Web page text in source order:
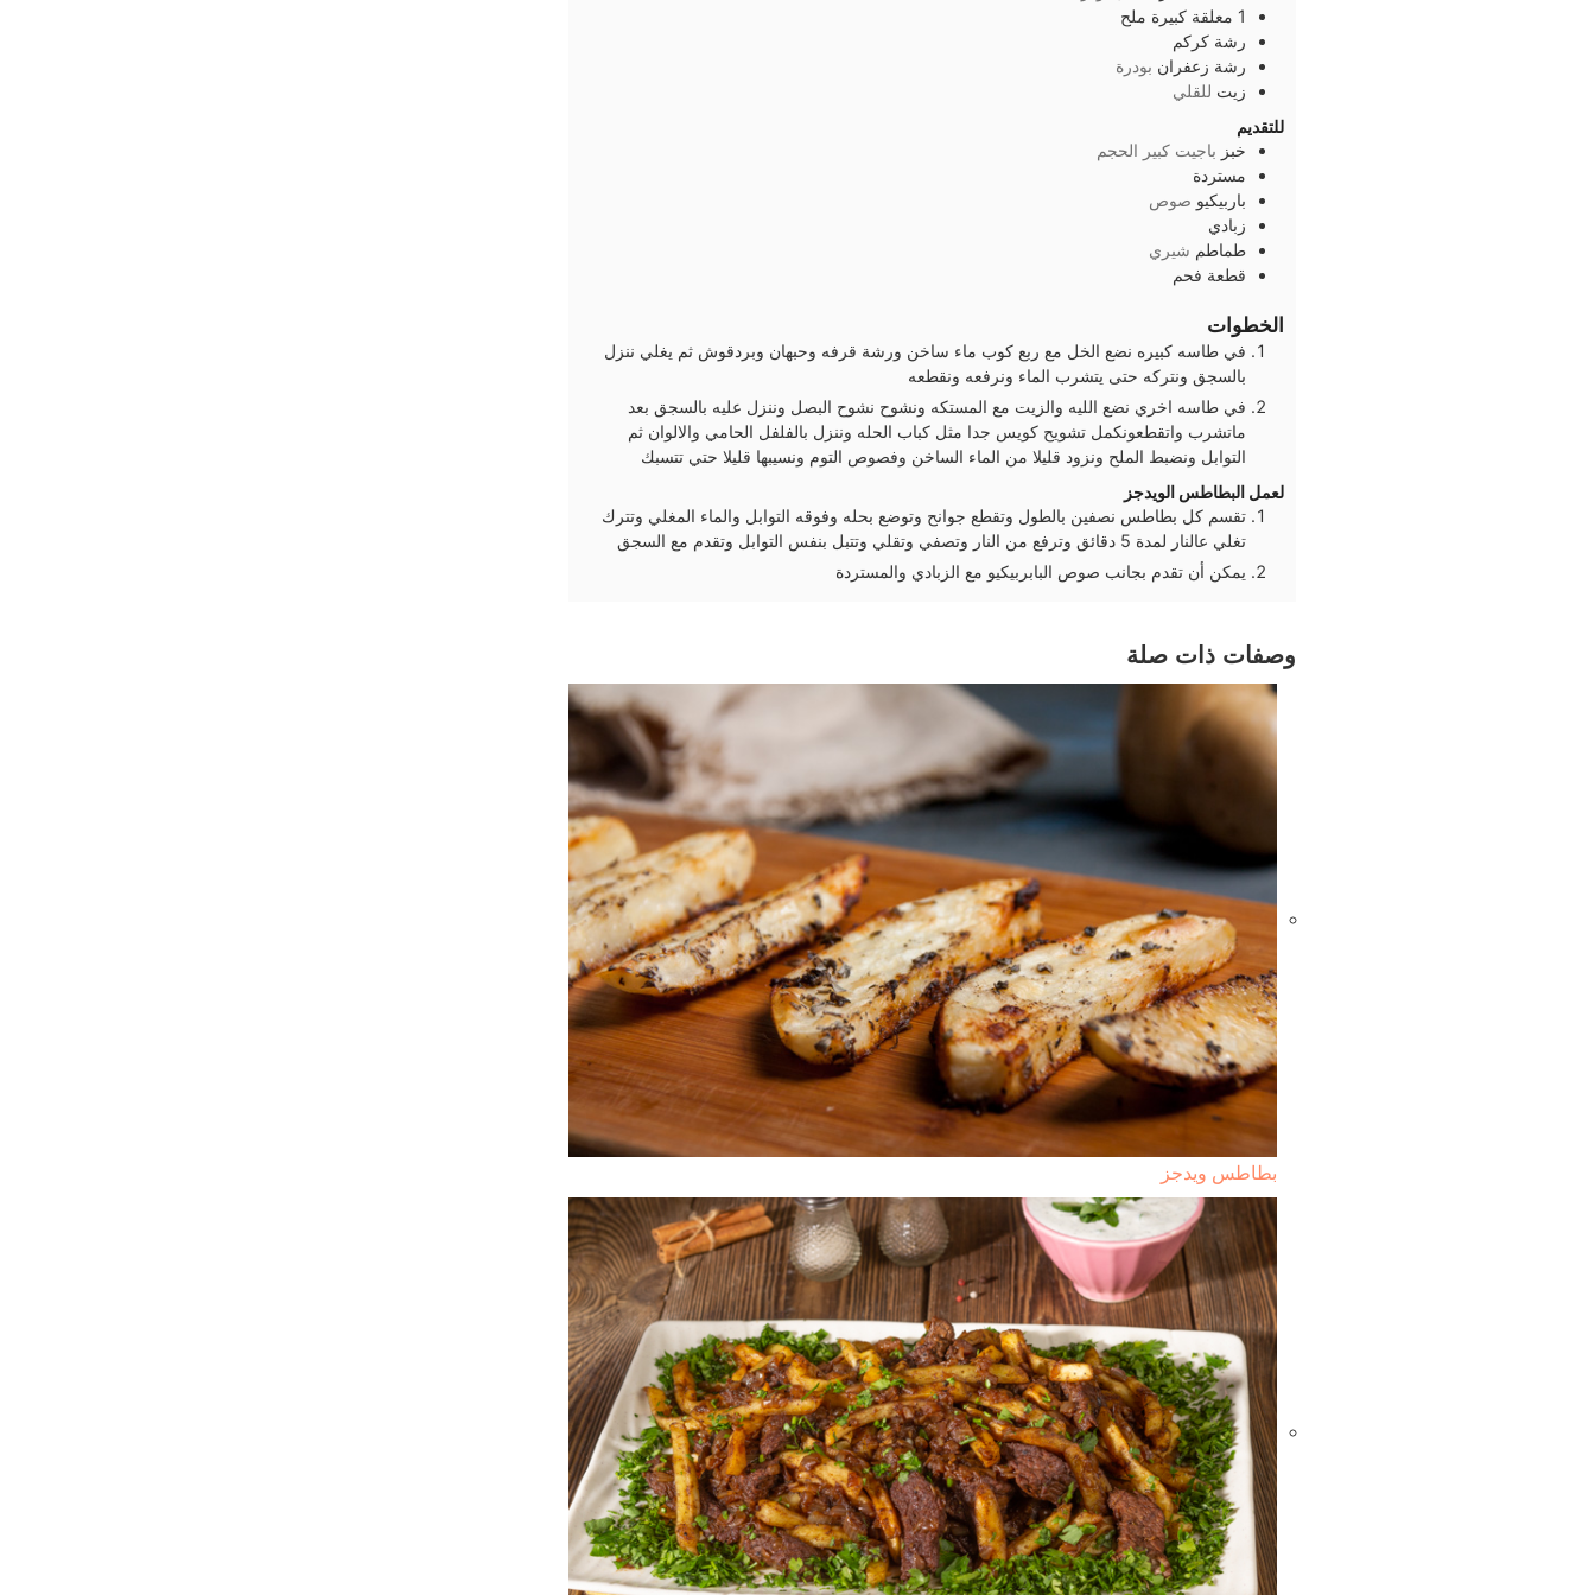
1 معلقة كبيرة ملح
رشة كركم
رشة زعفران بودرة
زيت للقلي
للتقديم
خبز باجيت كبير الحجم
مستردة
باربيكيو صوص
زبادي
طماطم شيري
قطعة فحم
الخطوات
في طاسه كبيره نضع الخل مع ربع كوب ماء ساخن ورشة قرفه وحبهان وبردقوش ثم يغلي ننزل
بالسجق ونتركه حتى يتشرب الماء ونرفعه ونقطعه
في طاسه اخري نضع الليه والزيت مع المستكه ونشوح نشوح البصل وننزل عليه بالسجق بعد
ماتشرب واتقطعونكمل تشويح كويس جدا مثل كباب الحله وننزل بالفلفل الحامي والالوان ثم
التوابل ونضبط الملح ونزود قليلا من الماء الساخن وفصوص التوم ونسيبها قليلا حتي تتسبك
لعمل البطاطس الويدجز
تقسم كل بطاطس نصفين بالطول وتقطع جوانح وتوضع بحله وفوقه التوابل والماء المغلي وتترك
تغلي عالنار لمدة 5 دقائق وترفع من النار وتصفي وتقلي وتتبل بنفس التوابل وتقدم مع السجق
يمكن أن تقدم بجانب صوص البابربيكيو مع الزبادي والمستردة
وصفات ذات صلة
بطاطس ويدجز